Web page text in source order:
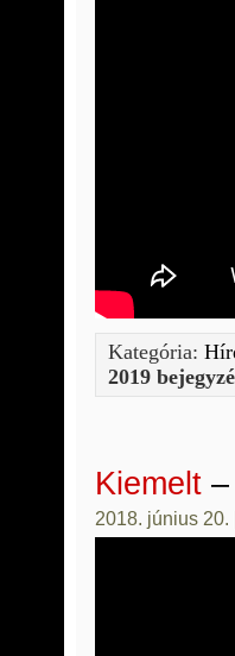
Kategória:
2019
Kiemelt
2018. június 20.